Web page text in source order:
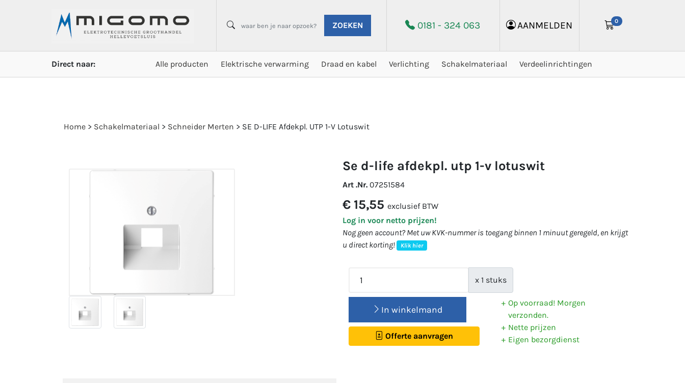
ZOEKEN 0181 - 324 063 AANMELDEN 0
Direct naar: Alle producten Elektrische verwarming Draad en kabel Verlichting Schakelmateriaal Verdeelinrichtingen
Home > Schakelmateriaal > Schneider Merten > SE D-LIFE Afdekpl. UTP 1-V Lotuswit
se d-life afdekpl. utp 1-v lotuswit
Art .Nr. 07251584
€ 15,55 exclusief BTW
Log in voor netto prijzen!
Nog geen account? Met uw KVK-nummer is toegang binnen 1 minuut geregeld, en krijgt
u direct korting!
Klik hier
x 1 stuks
In winkelmand
Offerte aanvragen
Op voorraad! Morgen
verzonden.
Nette prijzen
Eigen bezorgdienst